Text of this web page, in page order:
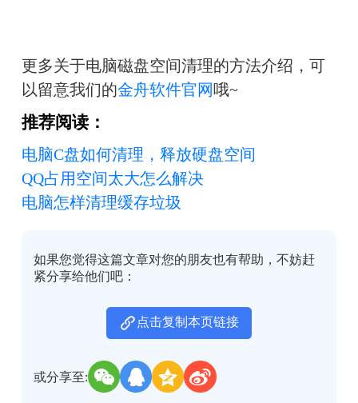
更多关于电脑磁盘空间清理的方法介绍，可
以留意我们的金舟软件官网哦~
推荐阅读：
电脑C盘如何清理，释放硬盘空间
QQ占用空间太大怎么解决
电脑怎样清理缓存垃圾
如果您觉得这篇文章对您的朋友也有帮助，不妨赶
紧分享给他们吧：
点击复制本页链接
或分享至: